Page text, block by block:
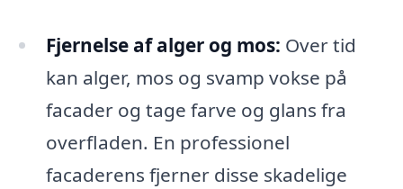
Fjernelse af alger og mos: Over tid
kan alger, mos og svamp vokse på
facader og tage farve og glans fra
overfladen. En professionel
facaderens fjerner disse skadelige